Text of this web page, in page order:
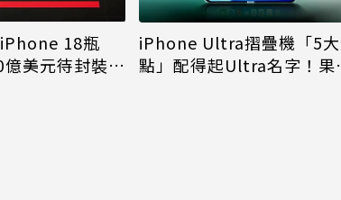
18瓶
美元待封裝晶
iPhone Ultra摺疊機「5
點」配得起Ultra名字！果